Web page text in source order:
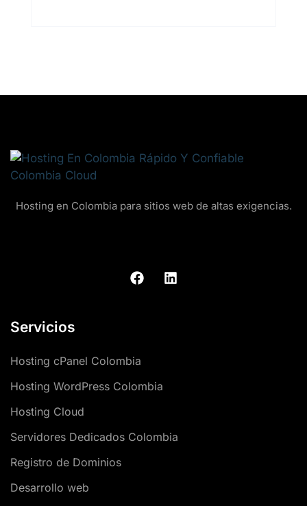
Hosting en Colombia para sitios web de altas exigencias.
Servicios
Hosting cPanel Colombia
Hosting WordPress Colombia
Hosting Cloud
Servidores Dedicados Colombia
Registro de Dominios
Desarrollo web